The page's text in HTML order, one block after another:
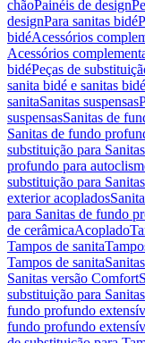
chãoPainéis de design
designPara sanitas bidé
bidéAcessórios
Acessórios
bidéPeças de
sanita bidé e sanitas bidé
sanitaSanitas suspensas
suspensasSanitas de
Sanitas de fundo
substituição para
profundo para
substituição para
exterior acoplados
para Sanitas de fundo
de cerâmicaAcoplado
Tampos de sanita
Tampos de sanita
Sanitas versão Comfort
substituição para
fundo profundo
fundo profundo